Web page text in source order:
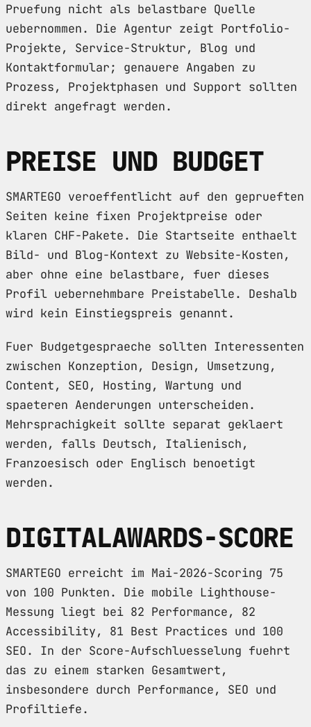
Pruefung nicht als belastbare Quelle
uebernommen. Die Agentur zeigt Portfolio-
Projekte, Service-Struktur, Blog und
Kontaktformular; genauere Angaben zu
Prozess, Projektphasen und Support sollten
direkt angefragt werden.
PREISE UND BUDGET
SMARTEGO veroeffentlicht auf den geprueften
Seiten keine fixen Projektpreise oder
klaren CHF-Pakete. Die Startseite enthaelt
Bild- und Blog-Kontext zu Website-Kosten,
aber ohne eine belastbare, fuer dieses
Profil uebernehmbare Preistabelle. Deshalb
wird kein Einstiegspreis genannt.
Fuer Budgetgespraeche sollten Interessenten
zwischen Konzeption, Design, Umsetzung,
Content, SEO, Hosting, Wartung und
spaeteren Aenderungen unterscheiden.
Mehrsprachigkeit sollte separat geklaert
werden, falls Deutsch, Italienisch,
Franzoesisch oder Englisch benoetigt
werden.
DIGITALAWARDS-SCORE
SMARTEGO erreicht im Mai-2026-Scoring 75
von 100 Punkten. Die mobile Lighthouse-
Messung liegt bei 82 Performance, 82
Accessibility, 81 Best Practices und 100
SEO. In der Score-Aufschluesselung fuehrt
das zu einem starken Gesamtwert,
insbesondere durch Performance, SEO und
Profiltiefe.